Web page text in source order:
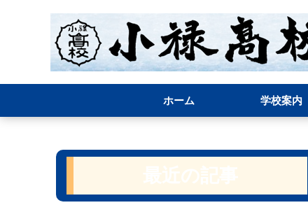
ホーム 学校案内